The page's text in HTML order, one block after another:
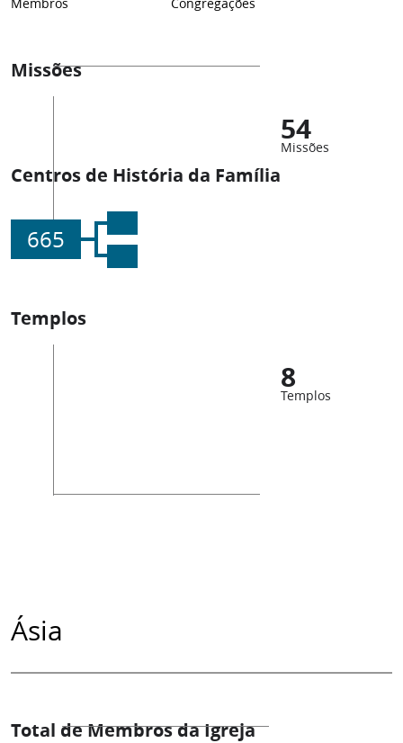
Missões
54
Missões
Centros de História da Família
665
Templos
8
Templos
Ásia
Total de Membros da Igreja